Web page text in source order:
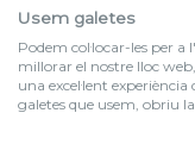
Usem galetes
Podem col·locar-les per a
millorar el nostre lloc
una excel·lent
galetes que usem, obriu